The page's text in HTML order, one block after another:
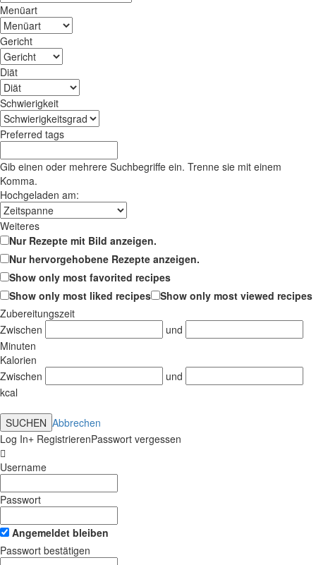
Menüart
Gericht
Diät
Schwierigkeit
Preferred tags
Gib einen oder mehrere Suchbegriffe ein. Trenne sie mit einem
Komma.
Hochgeladen am:
Weiteres
Nur Rezepte mit Bild anzeigen.
Nur hervorgehobene Rezepte anzeigen.
Show only most favorited recipes
Show only most liked recipes
Show only most viewed recipes
Zubereitungszeit
Zwischen
und
Minuten
Kalorien
Zwischen
und
kcal
SUCHEN Abbrechen
Log In
RegistrierenPasswort vergessen
Username
Passwort
Angemeldet bleiben
Passwort bestätigen